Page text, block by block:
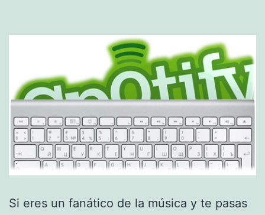
Si eres un fanático de la música y te pasas